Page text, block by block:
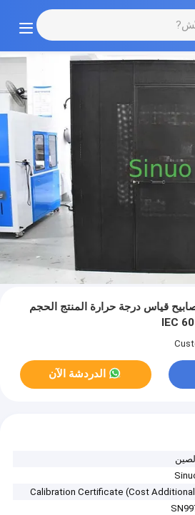
قياس درجة حرارة المنتج الحجم
الدردشة الآن
الصين
Calibration Certificate (Cost